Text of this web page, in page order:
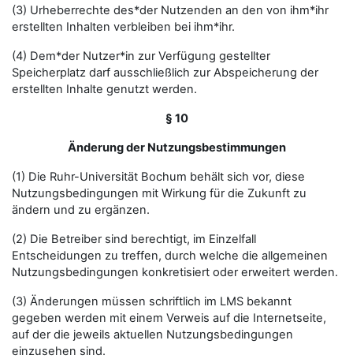
(3) Urheberrechte des*der Nutzenden an den von ihm*ihr
erstellten Inhalten verbleiben bei ihm*ihr.
(4) Dem*der Nutzer*in zur Verfügung gestellter
Speicherplatz darf ausschließlich zur Abspeicherung der
erstellten Inhalte genutzt werden.
§ 10
Änderung der Nutzungsbestimmungen
(1) Die Ruhr-Universität Bochum behält sich vor, diese
Nutzungsbedingungen mit Wirkung für die Zukunft zu
ändern und zu ergänzen.
(2) Die Betreiber sind berechtigt, im Einzelfall
Entscheidungen zu treffen, durch welche die allgemeinen
Nutzungsbedingungen konkretisiert oder erweitert werden.
(3) Änderungen müssen schriftlich im LMS bekannt
gegeben werden mit einem Verweis auf die Internetseite,
auf der die jeweils aktuellen Nutzungsbedingungen
einzusehen sind.